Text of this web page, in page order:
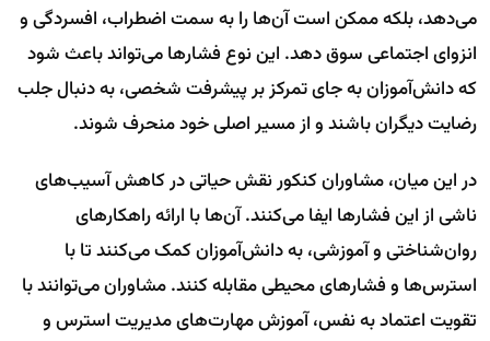
می‌دهد، بلکه ممکن است آن‌ها را به سمت اضطراب، افسردگی و
انزوای اجتماعی سوق دهد. این نوع فشارها می‌تواند باعث شود
که دانش‌آموزان به جای تمرکز بر پیشرفت شخصی، به دنبال جلب
رضایت دیگران باشند و از مسیر اصلی خود منحرف شوند.
در این میان، مشاوران کنکور نقش حیاتی در کاهش آسیب‌های
ناشی از این فشارها ایفا می‌کنند. آن‌ها با ارائه راهکارهای
روان‌شناختی و آموزشی، به دانش‌آموزان کمک می‌کنند تا با
استرس‌ها و فشارهای محیطی مقابله کنند. مشاوران می‌توانند با
تقویت اعتماد به نفس، آموزش مهارت‌های مدیریت استرس و